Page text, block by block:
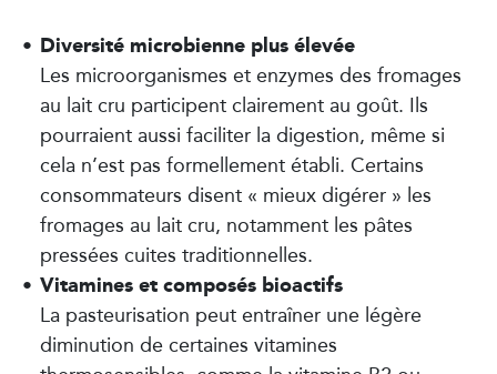
Diversité microbienne plus élevée
Les microorganismes et enzymes des fromages
au lait cru participent clairement au goût. Ils
pourraient aussi faciliter la digestion, même si
cela n’est pas formellement établi. Certains
consommateurs disent « mieux digérer » les
fromages au lait cru, notamment les pâtes
pressées cuites traditionnelles.
Vitamines et composés bioactifs
La pasteurisation peut entraîner une légère
diminution de certaines vitamines